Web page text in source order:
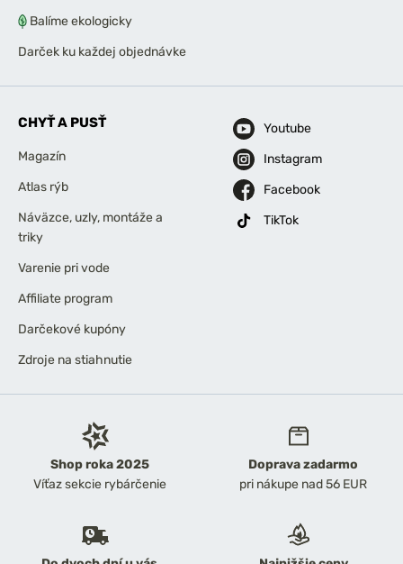
Shop roka 2025
Víťaz sekcie rybárčenie
Doprava zadarmo
pri nákupe nad 56 EUR
Balíme ekologicky
Darček ku každej objednávke
CHYŤ A PUSŤ
Magazín
Atlas rýb
Náväzce, uzly, montáže a
triky
Varenie pri vode
Affiliate program
Darčekové kupóny
Zdroje na stiahnutie
Youtube
Instagram
Facebook
TikTok